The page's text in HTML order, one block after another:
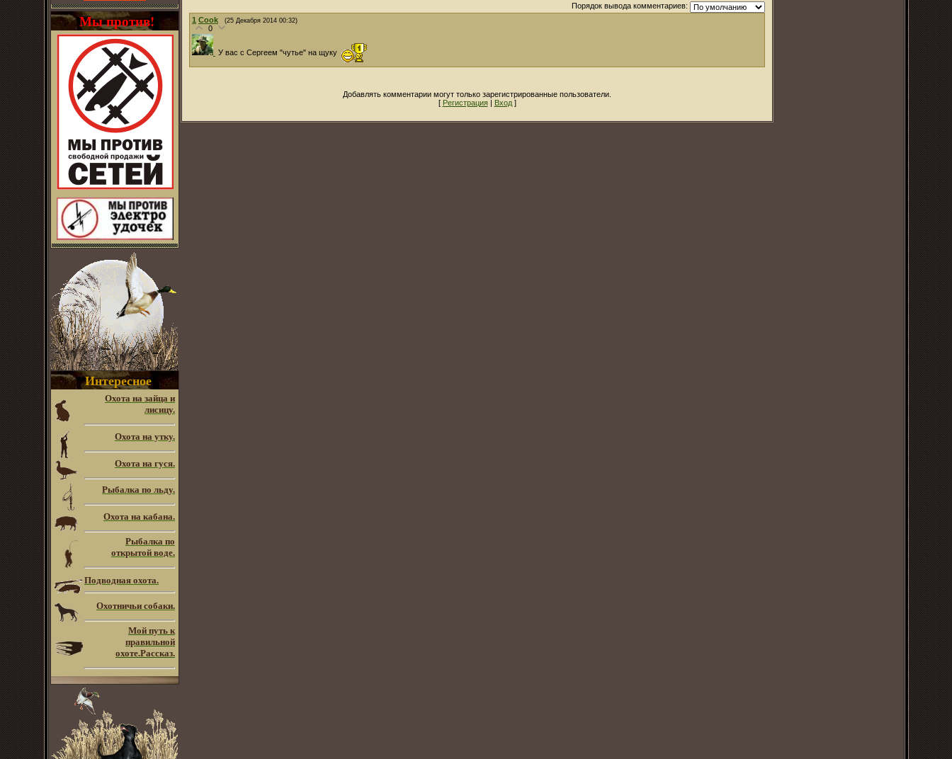
Мы против!
Интересное
Охота на зайца и
лисицу.
Охота на утку.
Охота на гуся.
Рыбалка по льду.
Охота на кабана.
Рыбалка по
открытой воде.
Подводная охота.
Охотничьи собаки.
Мой путь к
правильной
охоте.Рассказ.
Порядок вывода комментариев:
1 Cook (25 Декабря 2014 00:32)
0
У вас с Сергеем "чутье" на щуку
Добавлять комментарии могут только зарегистрированные пользователи.
[ Регистрация| Вход]